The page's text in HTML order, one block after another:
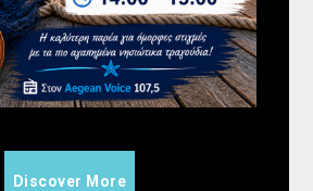
Discover More